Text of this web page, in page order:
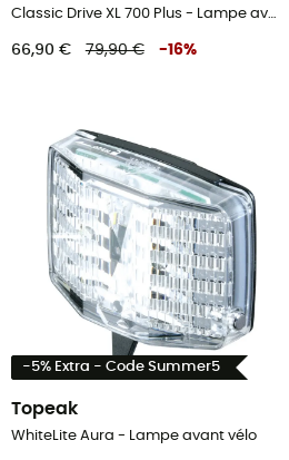
Classic Drive XL 700 Plus - Lampe avant vélo
66,90 € 79,90 € -16%
-5% Extra - Code Summer5
Topeak
WhiteLite Aura - Lampe avant vélo